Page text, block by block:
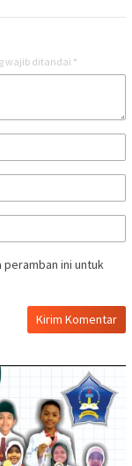
wajib ditandai *
ini untuk